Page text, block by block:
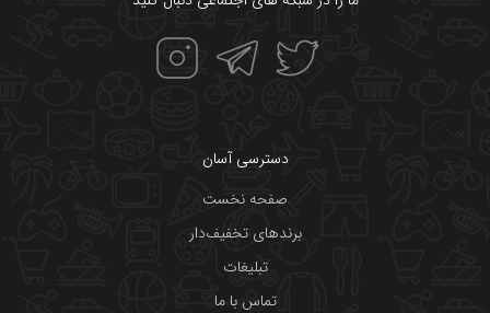
دسترسی آسان
صفحه نخست
برندهای تخفیف‌دار
تبلیغات
تماس با ما